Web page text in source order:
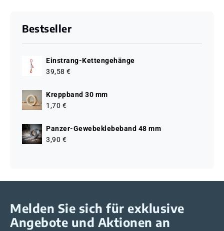
Bestseller
Einstrang-Kettengehänge
39,58 €
Kreppband 30 mm
1,70 €
Panzer-Gewebeklebeband 48 mm
3,90 €
Melden Sie sich für exklusive
Angebote und Aktionen an